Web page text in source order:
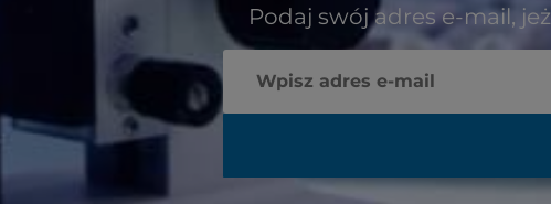
Podaj swój adres e-mail,